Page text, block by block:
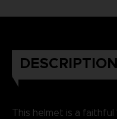
DESCRIPTION
This helmet is a faithful